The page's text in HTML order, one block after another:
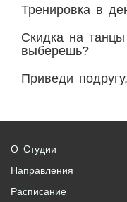
Тренировка в
Скидка на
выберешь?
Приведи
О Студии
Направления
Расписание